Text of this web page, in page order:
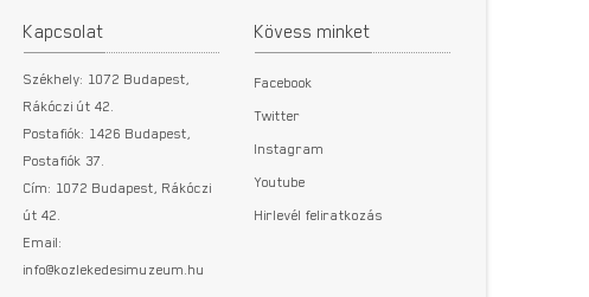
Kapcsolat
Székhely: 1072 Budapest,
Rákóczi út 42.
Postafiók: 1426 Budapest,
Postafiók 37.
Cím: 1072 Budapest, Rákóczi
út 42.
Email:
info@kozlekedesimuzeum.hu
Kövess minket
Facebook
Twitter
Instagram
Youtube
Hirlevél feliratkozás